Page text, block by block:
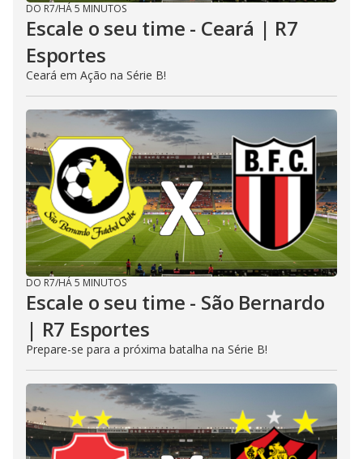
DO R7/HÁ 5 MINUTOS
Escale o seu time - Ceará | R7
Esportes
Ceará em Ação na Série B!
DO R7/HÁ 5 MINUTOS
Escale o seu time - São Bernardo
| R7 Esportes
Prepare-se para a próxima batalha na Série B!